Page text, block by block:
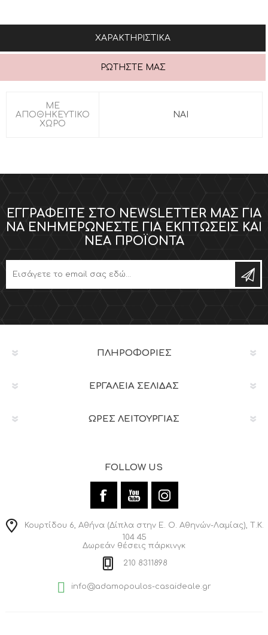
ΧΑΡΑΚΤΗΡΙΣΤΙΚΆ
ΡΩΤΉΣΤΕ ΜΑΣ
ΜΕ
ΑΠΟΘΗΚΕΥΤΙΚΟ
ΧΩΡΟ
ΝΑΙ
ΕΓΓΡΑΦΕΊΤΕ ΣΤΟ NEWSLETTER ΜΑΣ ΓΙΑ
ΝΑ ΕΝΗΜΕΡΏΝΕΣΤΕ ΓΙΑ ΕΚΠΤΏΣΕΙΣ ΚΑΙ
ΝΈΑ ΠΡΟΪΌΝΤΑ
ΠΛΗΡΟΦΟΡΊΕΣ
ΕΡΓΑΛΕΊΑ ΣΕΛΊΔΑΣ
ΩΡΕΣ ΛΕΙΤΟΥΡΓΙΑΣ
FOLLOW US
Κουρτίδου 6, Αθήνα (Δίπλα στην Ε. Ο. Αθηνών-Λαμίας), Τ.Κ.
104 45
Δωρεάν θέσεις πάρκινγκ
210 8311898
info@adamopoulos-casaideale.gr